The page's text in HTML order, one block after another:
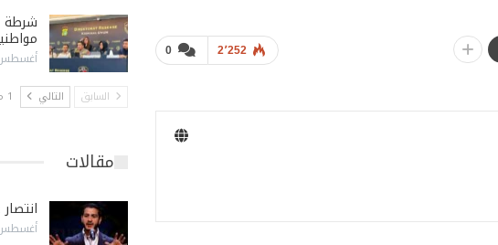
0 2٬252
شرطة
أغسطس 4,
السابق التالي 1 من 1٬630
مقالات
أغسطس 6,